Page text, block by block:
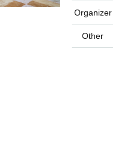
Organizer
Other